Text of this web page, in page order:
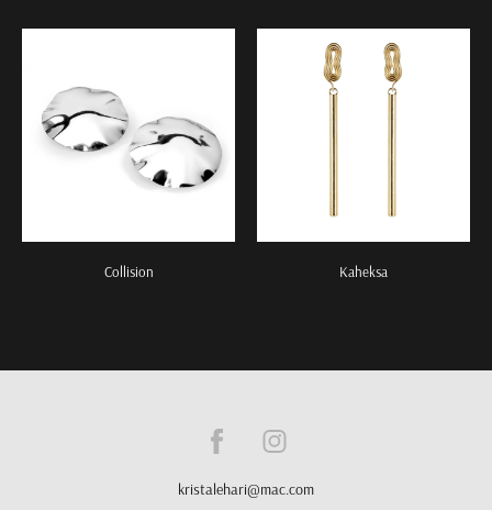
Collision Kaheksa
kristalehari@mac.com